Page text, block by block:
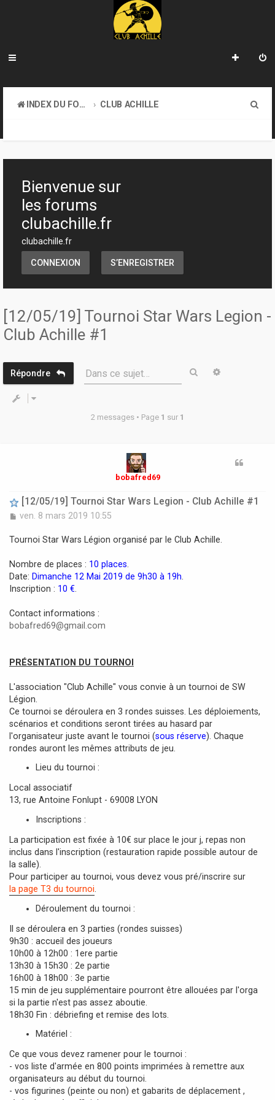
INDEX DU FORUM
CLUB ACHILLE
h
Bienvenue sur
les forums
clubachille.fr
clubachille.fr
CONNEXION S’ENREGISTRER
[12/05/19] Tournoi Star Wars Legion -
Club Achille #1
Répondre Dans ce sujet… Rechercher
2 messages • Page 1 sur 1
bobafred69
[12/05/19] Tournoi Star Wars Legion - Club Achille #1
M
s
g
e
ven. 8 mars 2019 10:55
Tournoi Star Wars Légion organisé par le Club Achille.
Nombre de places : 10 places
Date: Dimanche 12 Mai 2019 de 9h30 à 19h
Inscription : 10 €
Contact informations :
bobafred69@gmail.com
PRÉSENTATION DU TOURNOI
L'association "Club Achille" vous convie à un tournoi de SW
Légion.
Ce tournoi se déroulera en 3 rondes suisses. Les déploiements,
scénarios et conditions seront tirées au hasard par
l'organisateur juste avant le tournoi (sous réserve). Chaque
rondes auront les mêmes attributs de jeu.
Lieu du tournoi :
Local associatif
13, rue Antoine Fonlupt - 69008 LYON
Inscriptions :
La participation est fixée à 10€ sur place le jour j, repas non
inclus dans l'inscription (restauration rapide possible autour de
la salle).
Pour participer au tournoi, vous devez vous pré/inscrire sur
la page T3 du tournoi
Déroulement du tournoi :
Il se déroulera en 3 parties (rondes suisses)
9h30 : accueil des joueurs
10h00 à 12h00 : 1ere partie
13h30 à 15h30 : 2e partie
16h00 à 18h00 : 3e partie
15 min de jeu supplémentaire pourront être allouées par l'orga
si la partie n'est pas assez aboutie.
18h30 Fin : débriefing et remise des lots.
Matériel :
Ce que vous devez ramener pour le tournoi :
- vos liste d'armée en 800 points imprimées à remettre aux
organisateurs au début du tournoi.
- vos figurines (peinte ou non) et gabarits de déplacement ,